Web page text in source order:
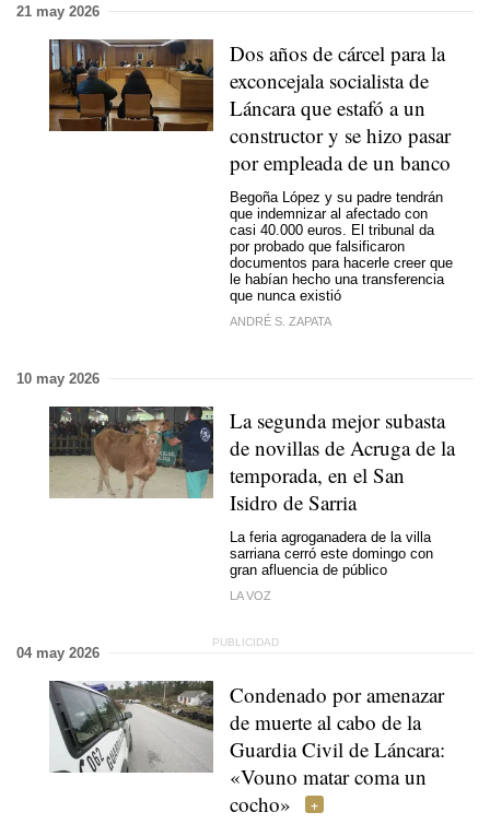
21 may 2026
Dos años de cárcel para la
exconcejala socialista de
Láncara que estafó a un
constructor y se hizo pasar
por empleada de un banco
Begoña López y su padre tendrán
que indemnizar al afectado con
casi 40.000 euros. El tribunal da
por probado que falsificaron
documentos para hacerle creer que
le habían hecho una transferencia
que nunca existió
ANDRÉ S. ZAPATA
10 may 2026
La segunda mejor subasta
de novillas de Acruga de la
temporada, en el San
Isidro de Sarria
La feria agroganadera de la villa
sarriana cerró este domingo con
gran afluencia de público
LA VOZ
04 may 2026
Condenado por amenazar
de muerte al cabo de la
Guardia Civil de Láncara:
«Vouno matar coma un
cocho»